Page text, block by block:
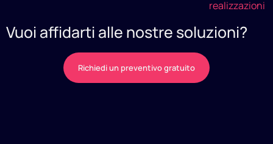
realizzazioni
Vuoi affidarti alle nostre soluzioni?
Richiedi un preventivo gratuito